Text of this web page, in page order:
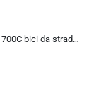
KABON Bici da corsa carbonio, 700C bici da strada T800 Completamente carbonio con Shimano 105 R7000 22 velocità 8.1 KG Leg…